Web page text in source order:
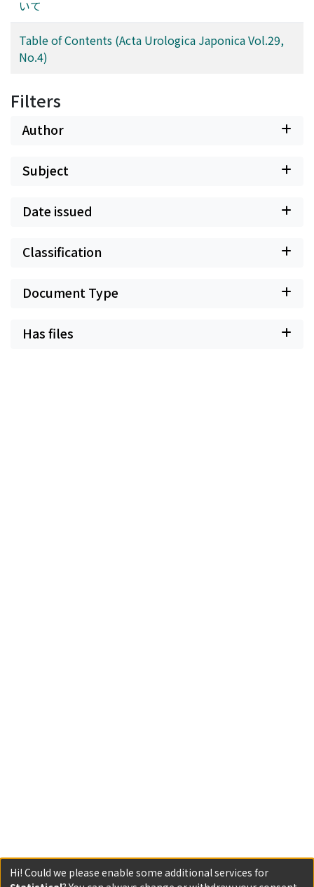
いて
Table of Contents (Acta Urologica Japonica Vol.29,
No.4)
Filters
Author
Subject
Date issued
Classification
Document Type
Has files
Hi! Could we please enable some additional services for